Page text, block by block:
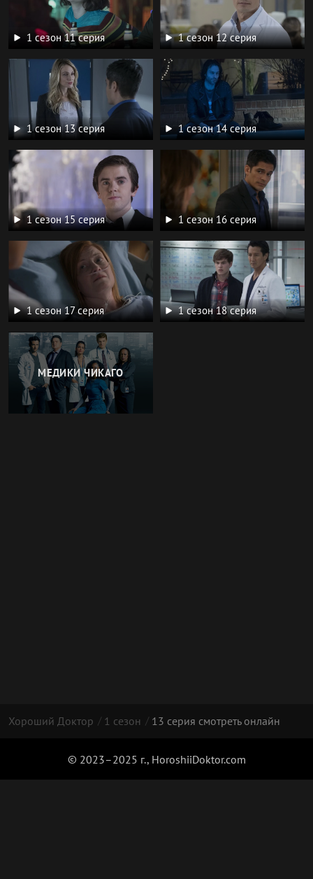
1 сезон 11 серия 1 сезон 12 серия
1 сезон 13 серия 1 сезон 14 серия
1 сезон 15 серия 1 сезон 16 серия
1 сезон 17 серия 1 сезон 18 серия
МЕДИКИ ЧИКАГО
Хороший Доктор 1 сезон 13 серия смотреть онлайн
© 2023–2025 г., HoroshiiDoktor.com